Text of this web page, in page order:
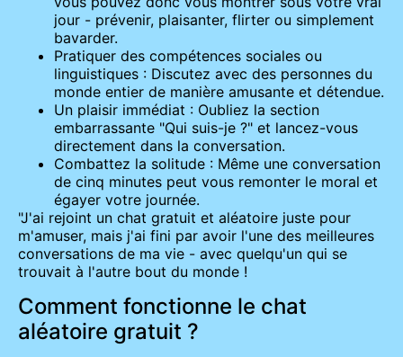
jour - prévenir, plaisanter, flirter ou simplement
bavarder.
Pratiquer des compétences sociales ou
linguistiques : Discutez avec des personnes du
monde entier de manière amusante et détendue.
Un plaisir immédiat : Oubliez la section
embarrassante "Qui suis-je ?" et lancez-vous
directement dans la conversation.
Combattez la solitude : Même une conversation
de cinq minutes peut vous remonter le moral et
égayer votre journée.
"J'ai rejoint un chat gratuit et aléatoire juste pour
m'amuser, mais j'ai fini par avoir l'une des meilleures
conversations de ma vie - avec quelqu'un qui se
trouvait à l'autre bout du monde !
Comment fonctionne le chat
aléatoire gratuit ?